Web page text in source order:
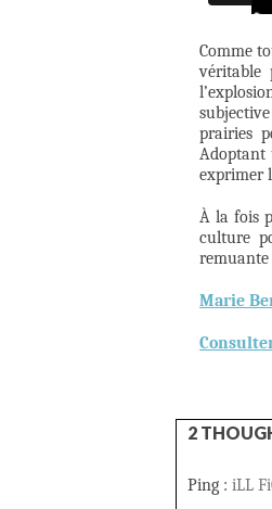
Comme
véritable
prairies
Adoptant
exprimer
À la fois
culture
remuante
Marie
2
Ping : iLL